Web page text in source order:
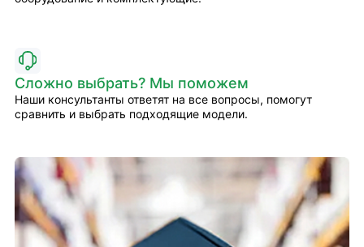
Сложно выбрать? Мы поможем
Наши консультанты ответят на все вопросы, помогут
сравнить и выбрать подходящие модели.